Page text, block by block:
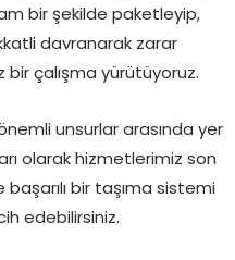
bir şekilde paketleyip,
davranarak zarar
çalışma yürütüyoruz.
unsurlar arasında yer
olarak hizmetlerimiz son
bir taşıma sistemi
edebilirsiniz.